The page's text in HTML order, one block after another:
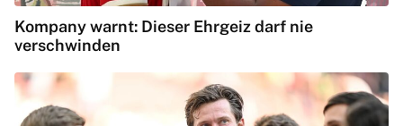
Kompany warnt: Dieser Ehrgeiz darf nie
verschwinden